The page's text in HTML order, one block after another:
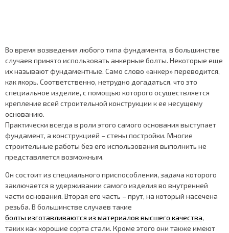
Во время возведения любого типа фундамента, в большинстве
случаев принято использовать анкерные болты. Некоторые еще
их называют фундаментные. Само слово «анкер» переводится,
как якорь. Соответственно, нетрудно догадаться, что это
специальное изделие, с помощью которого осуществляется
крепление всей строительной конструкции к ее несущему
основанию.
Практически всегда в роли этого самого основания выступает
фундамент, а конструкцией – стены постройки. Многие
строительные работы без его использования выполнить не
представляется возможным.
Он состоит из специального приспособления, задача которого
заключается в удерживании самого изделия во внутренней
части основания. Вторая его часть – прут, на который насечена
резьба. В большинстве случаев такие
болты изготавливаются из материалов высшего качества,
таких как хорошие сорта стали. Кроме этого они также имеют